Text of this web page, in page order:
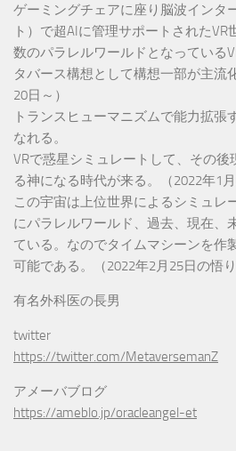
ゲーミングチェアに座り脳波インタ
ト）で超AIに管理サポートされた
数のパラレルワールドとなっている
タバース構想として構想一部が主
20日～）
トランスヒューマニズムで能力拡張
なれる。
VRで惑星シミュレートして、その
る神になる時代が来る。（2022年1月
この宇宙は上位世界によるシミュレ
にパラレルワールド、過去、現在、
ている。なのでタイムマシーンを作
可能である。（2022年2月25日の悟り
有名外科医の長男
twitter
https://twitter.com/MetaversemanZ
アメーバブログ
https://ameblo.jp/oracleangel-et